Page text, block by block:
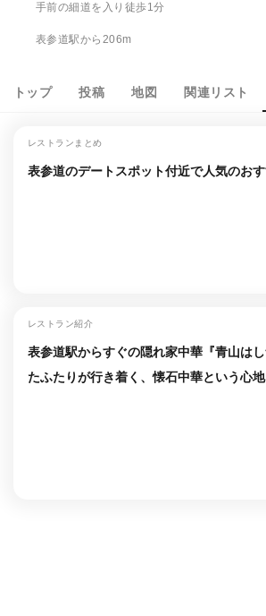
手前の細道を入り徒歩1分
表参道駅から206m
トップ 投稿 地図 関連リスト
レストランまとめ
表参道のデートスポット付近で人気のお
レストラン紹介
表参道駅からすぐの隠れ家中華『青山は
たふたりが行き着く、懐石中華という心